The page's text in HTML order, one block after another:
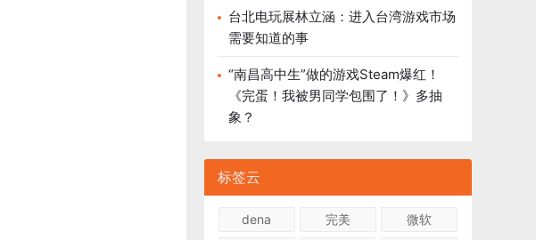
台北电玩展林立涵：进入台湾游戏市场
需要知道的事
“南昌高中生”做的游戏Steam爆红！
《完蛋！我被男同学包围了！》多抽
象？
标签云
dena 完美
微软